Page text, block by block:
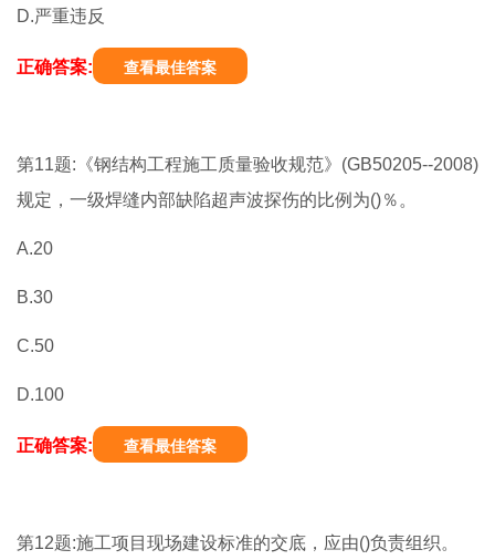
D.严重违反
正确答案: 查看最佳答案
第11题:《钢结构工程施工质量验收规范》(GB50205--2008)
规定，一级焊缝内部缺陷超声波探伤的比例为()％。
A.20
B.30
C.50
D.100
正确答案: 查看最佳答案
第12题:施工项目现场建设标准的交底，应由()负责组织。